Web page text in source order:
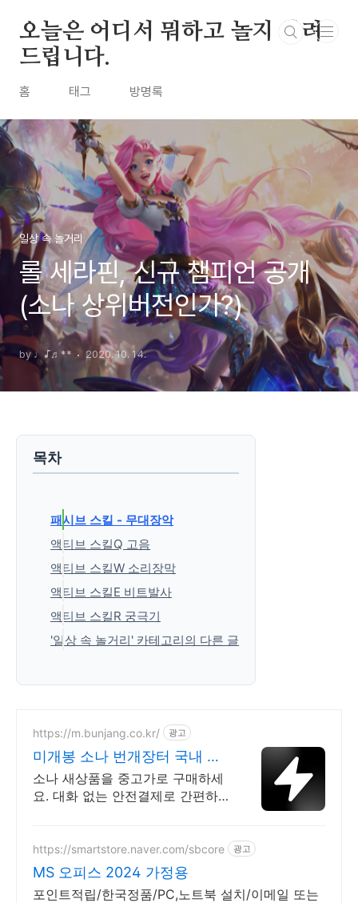
오늘은 어디서 뭐하고 놀지 알려
드립니다.
홈 태그 방명록
일상 속 놀거리
롤 세라핀, 신규 챔피언 공개
(소나 상위버전인가?)
by ♩♪♬** 2020. 10. 14.
목차
패시브 스킬 - 무대장악
액티브 스킬Q 고음
액티브 스킬W 소리장막
액티브 스킬E 비트발사
액티브 스킬R 궁극기
'일상 속 놀거리' 카테고리의 다른 글
https://m.bunjang.co.kr/ 광고
미개봉 소나 번개장터 국내 최
대 브랜드 중고거래
소나 새상품을 중고가로 구매하세
요. 대화 없는 안전결제로 간편하
신규 상품 업로드
https://smartstore.naver.com/sbcore 광고
MS 오피스 2024 가정용
포인트적립/한국정품/PC,노트북 설치/이메일 또는